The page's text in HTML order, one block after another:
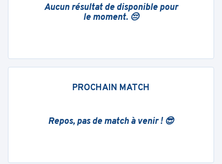
Aucun résultat de disponible pour
le moment. 😔
PROCHAIN MATCH
Repos, pas de match à venir ! 😎